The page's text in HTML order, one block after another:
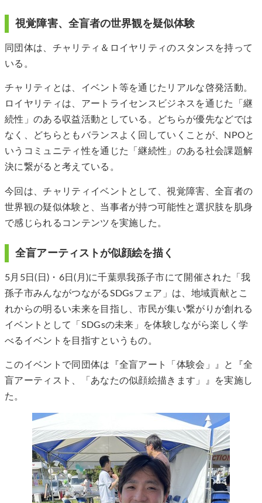
視覚障害、全盲者の世界観を疑似体験
同団体は、チャリティ＆ロイヤリティのスタンスを持って
いる。
チャリティとは、イベント等を通じたリアルな啓発活動。
ロイヤリティは、アートライセンスビジネスを通じた「継
続性」のある収益活動としている。どちらが優先などでは
なく、どちらともバランスよく回していくことが、NPOと
いうコミュニティ性を通じた「継続性」のある社会課題解
決に繋がると考えている。
今回は、チャリティイベントとして、視覚障害、全盲者の
世界観の疑似体験と、当事者が持つ可能性と選択肢を肌身
で感じられるコンテンツを実施した。
全盲アーティストが似顔絵を描く
5月5日(日)・6日(月)に千葉県我孫子市にて開催された「我
孫子市みんながつながるSDGsフェア」は、地域貢献とこ
れからの明るい未来を目指し、市民が集い繋がりが創れる
イベントとして「SDGsの未来」を体験しながら楽しく学
べるイベントを目指すというもの。
このイベントで同団体は『全盲アート「体験会」』と『全
盲アーティスト、「あなたの似顔絵描きます」』を実施し
た。